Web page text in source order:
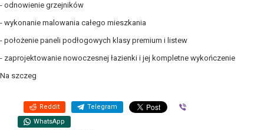
- odnowienie grzejników
- wykonanie malowania całego mieszkania
- położenie paneli podłogowych klasy premium i listew
- zaprojektowanie nowoczesnej łazienki i jej kompletne wykończenie
Na szczeg
Reddit Telegram
WhatsApp